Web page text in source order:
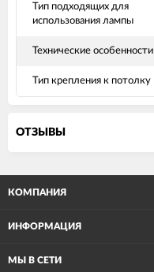
Тип подходящих для
использования лампы
Технические особенности
Тип крепления к потолку
ОТЗЫВЫ
КОМПАНИЯ
ИНФОРМАЦИЯ
МЫ В СЕТИ